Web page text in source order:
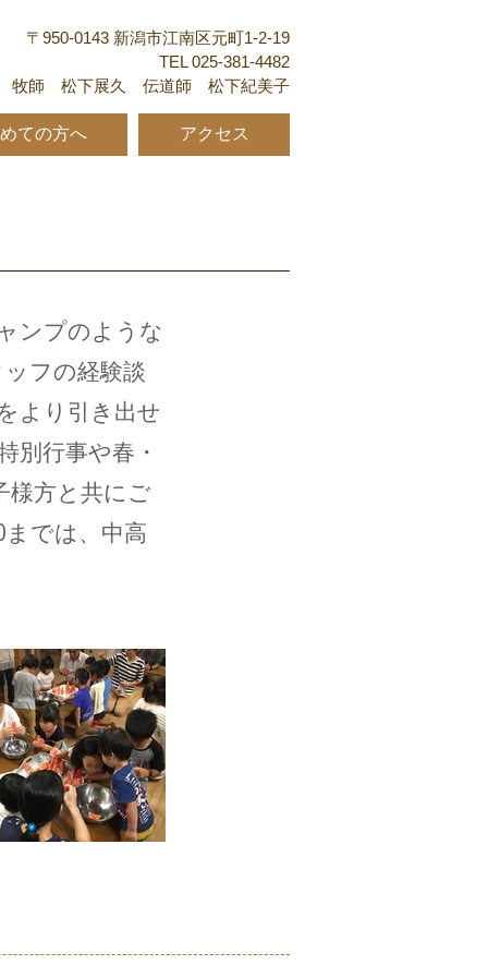
〒950-0143 新潟市江南区元町1-2-19
TEL 025-381-4482
牧師 松下展久 伝道師 松下紀美子
ての方へ アクセス
ンプのような
フの経験談
より引き出せ
別行事や春・
様方と共にご
では、中高